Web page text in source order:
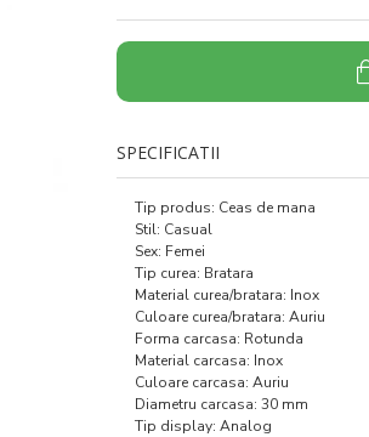
SPECIFICATII
Tip produs: Ceas de mana
Stil: Casual
Sex: Femei
Tip curea: Bratara
Material curea/bratara: Inox
Culoare curea/bratara: Auriu
Forma carcasa: Rotunda
Material carcasa: Inox
Culoare carcasa: Auriu
Diametru carcasa: 30 mm
Tip display: Analog